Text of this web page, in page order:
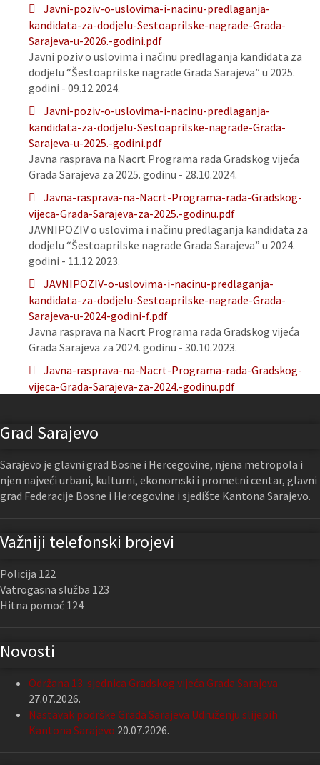
Javni-poziv-o-uslovima-i-nacinu-predlaganja-
kandidata-za-dodjelu-Sestoaprilske-nagrade-Grada-
Sarajeva-u-2026.-godini.pdf
Javni poziv o uslovima i načinu predlaganja kandidata za
dodjelu “Šestoaprilske nagrade Grada Sarajeva” u 2025.
godini - 09.12.2024.
Javni-poziv-o-uslovima-i-nacinu-predlaganja-
kandidata-za-dodjelu-Sestoaprilske-nagrade-Grada-
Sarajeva-u-2025.-godini.pdf
Javna rasprava na Nacrt Programa rada Gradskog vijeća
Grada Sarajeva za 2025. godinu - 28.10.2024.
Javna-rasprava-na-Nacrt-Programa-rada-Gradskog-
vijeca-Grada-Sarajeva-za-2025.-godinu.pdf
JAVNIPOZIV o uslovima i načinu predlaganja kandidata za
dodjelu “Šestoaprilske nagrade Grada Sarajeva” u 2024.
godini - 11.12.2023.
JAVNIPOZIV-o-uslovima-i-nacinu-predlaganja-
kandidata-za-dodjelu-Sestoaprilske-nagrade-Grada-
Sarajeva-u-2024-godini-f.pdf
Javna rasprava na Nacrt Programa rada Gradskog vijeća
Grada Sarajeva za 2024. godinu - 30.10.2023.
Javna-rasprava-na-Nacrt-Programa-rada-Gradskog-
vijeca-Grada-Sarajeva-za-2024.-godinu.pdf
Grad Sarajevo
Sarajevo je glavni grad Bosne i Hercegovine, njena metropola i
njen najveći urbani, kulturni, ekonomski i prometni centar, glavni
grad Federacije Bosne i Hercegovine i sjedište Kantona Sarajevo.
Važniji telefonski brojevi
Policija 122
Vatrogasna služba 123
Hitna pomoć 124
Novosti
Održana 13. sjednica Gradskog vijeća Grada Sarajeva
27.07.2026.
Nastavak podrške Grada Sarajeva Udruženju slijepih
Kantona Sarajevo 20.07.2026.